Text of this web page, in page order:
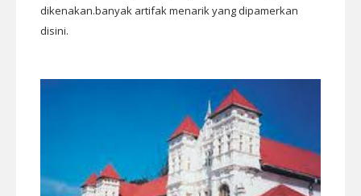
dikenakan.banyak artifak menarik yang dipamerkan
disini.